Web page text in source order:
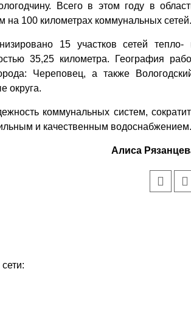
Всего в этом году в
100 километрах коммунальных сетей.
15 участков сетей тепло-
35,25 километра. География
Череповец, а также
округа.
коммунальных систем,
и качественным водоснабжением.
Алиса